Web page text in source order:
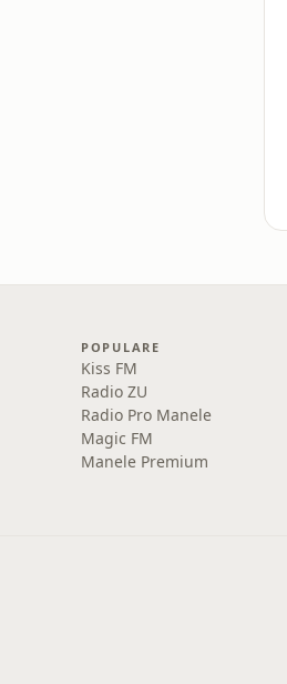
POPULARE
Kiss FM
Radio ZU
Radio Pro Manele
Magic FM
Manele Premium